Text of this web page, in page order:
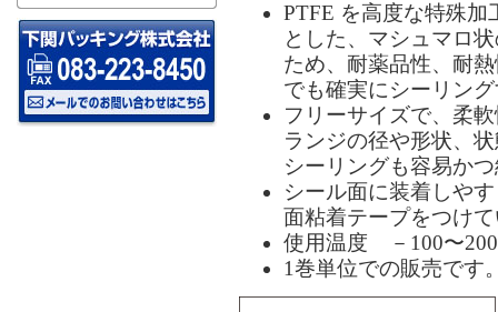
PTFE を高度な特殊
とした、マシュマロ
ため、耐薬品性、耐
でも確実にシーリン
フリーサイズで、柔
ランジの径や形状、
シーリングも容易か
シール面に装着しや
面粘着テープをつけ
使用温度 －100〜
1巻単位での販売です